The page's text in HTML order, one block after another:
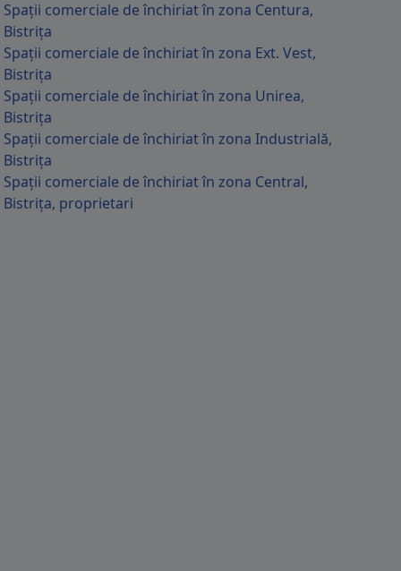
Spații comerciale de închiriat în zona Centura,
Bistrița
Spații comerciale de închiriat în zona Ext. Vest,
Bistrița
Spații comerciale de închiriat în zona Unirea,
Bistrița
Spații comerciale de închiriat în zona Industrială,
Bistrița
Spații comerciale de închiriat în zona Central,
Bistrița, proprietari